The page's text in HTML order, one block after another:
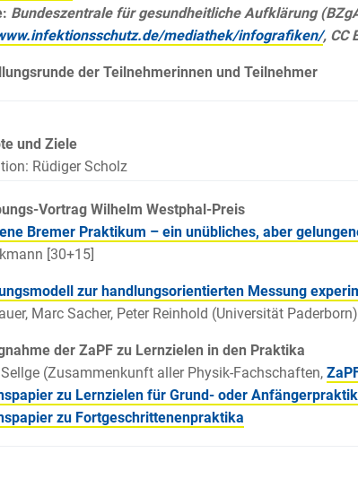
Bundeszentrale für gesundheitliche Aufklärung
mediathek/infografiken/, CC
der Teilnehmerinnen und Teilnehmer
und Ziele
Rüdiger Scholz
Vortrag Wilhelm Westphal-Preis
Bremer Praktikum – ein unübliches, aber
[30+15]
zur handlungsorientierten Messung
Marc Sacher, Peter Reinhold (Universität
der ZaPF zu Lernzielen in den Praktika
(Zusammenkunft aller Physik-Fachschaften,
zu Lernzielen für Grund- oder
zu Fortgeschrittenenpraktika